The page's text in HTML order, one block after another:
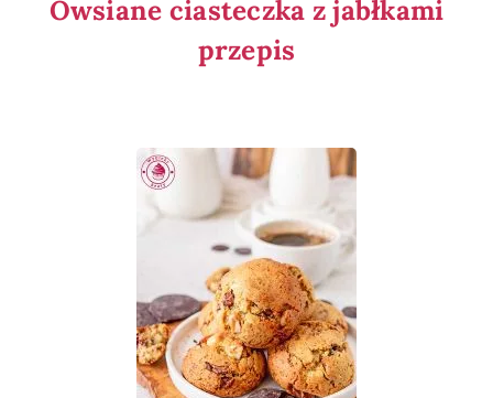
Owsiane ciasteczka z jabłkami
przepis